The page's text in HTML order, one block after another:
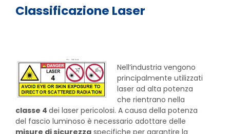
Classificazione Laser
Nell’industria vengono
principalmente utilizzati
laser ad alta potenza
che rientrano nella
classe 4 dei laser pericolosi. A causa della potenza
del fascio luminoso è necessario adottare delle
misure di sicurezza specifiche per garantire la